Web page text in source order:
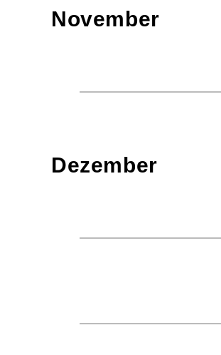
November
Dezember